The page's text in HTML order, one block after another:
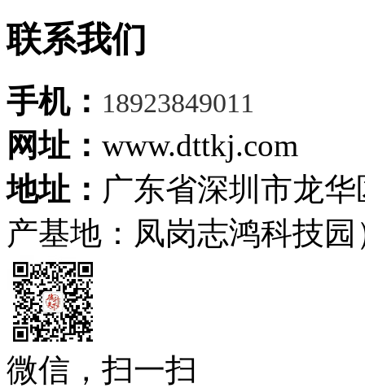
联系我们
手机： 18923849011
网址： www.dttkj.com
地址： 广东省深圳市龙
产基地：凤岗志鸿科技园
微信，扫一扫